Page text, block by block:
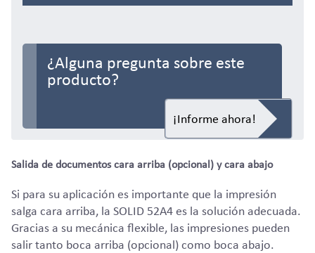
¿Alguna pregunta sobre este
producto?
¡Informe ahora!
Salida de documentos cara arriba (opcional) y cara abajo
Si para su aplicación es importante que la impresión
salga cara arriba, la SOLID 52A4 es la solución adecuada.
Gracias a su mecánica flexible, las impresiones pueden
salir tanto boca arriba (opcional) como boca abajo.